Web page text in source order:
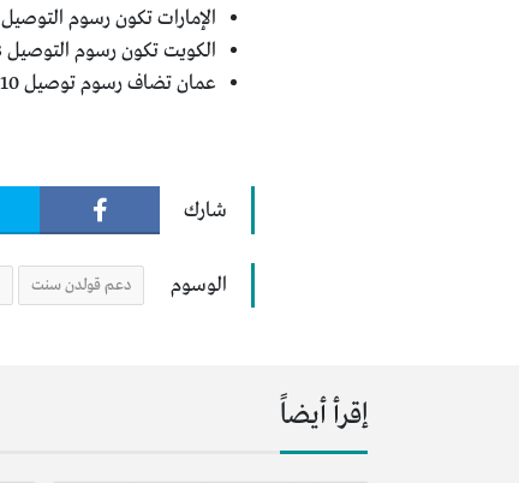
الإمارات تكون رسوم التوصيل 30 درهم اماراتي.
الكويت تكون رسوم التوصيل 3 دينار كويتي.
عمان تضاف رسوم توصيل 10 ريال عماني.
شارك
الوسوم دعم قولدن سنت
إقرأ أيضاً